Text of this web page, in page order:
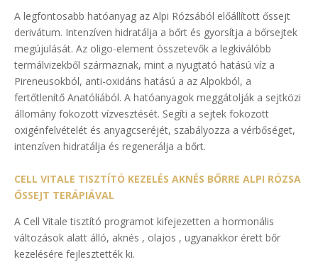
A legfontosabb hatóanyag az Alpi Rózsából előállított őssejt
derivátum. Intenzíven hidratálja a bőrt és gyorsítja a bőrsejtek
megújulását. Az oligo-element összetevők a legkiválóbb
termálvizekből származnak, mint a nyugtató hatású víz a
Pireneusokból, anti-oxidáns hatású a az Alpokból, a
fertőtlenítő Anatóliából. A hatóanyagok meggátolják a sejtközi
állomány fokozott vízvesztését. Segíti a sejtek fokozott
oxigénfelvételét és anyagcseréjét, szabályozza a vérbőséget,
intenzíven hidratálja és regenerálja a bőrt.
CELL VITALE TISZTÍTÓ KEZELÉS AKNÉS BŐRRE ALPI RÓZSA
ŐSSEJT TERÁPIÁVAL
A Cell Vitale tisztító programot kifejezetten a hormonális
változások alatt álló, aknés , olajos , ugyanakkor érett bőr
kezelésére fejlesztették ki.